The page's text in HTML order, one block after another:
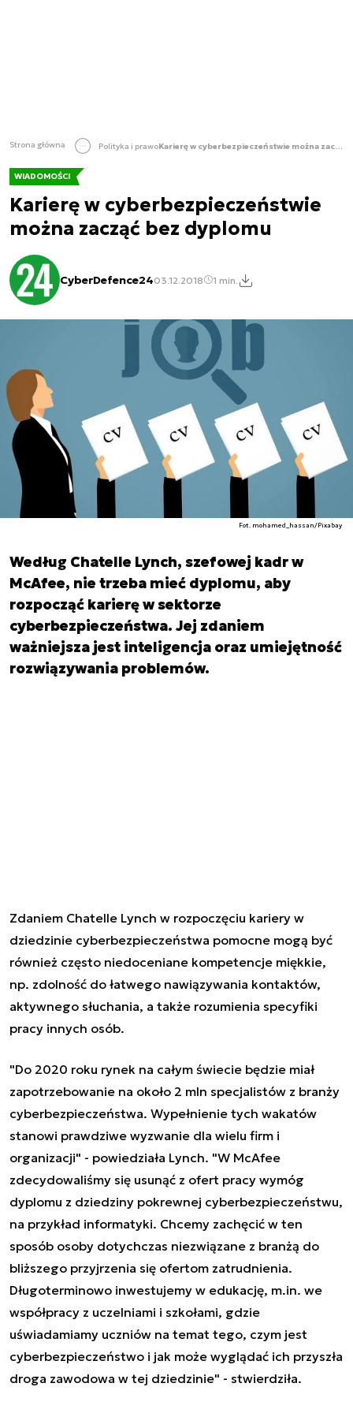
Strona główna Polityka i prawo Karierę w cyberbezpieczeństwie można zacząć bez dyplomu
WIADOMOŚCI
Karierę w cyberbezpieczeństwie
można zacząć bez dyplomu
CyberDefence2403.12.2018 1 min.
Fot. mohamed_hassan/Pixabay
Według Chatelle Lynch, szefowej kadr w
McAfee, nie trzeba mieć dyplomu, aby
rozpocząć karierę w sektorze
cyberbezpieczeństwa. Jej zdaniem
ważniejsza jest inteligencja oraz umiejętność
rozwiązywania problemów.
Zdaniem Chatelle Lynch w rozpoczęciu kariery w
dziedzinie cyberbezpieczeństwa pomocne mogą być
również często niedoceniane kompetencje miękkie,
np. zdolność do łatwego nawiązywania kontaktów,
aktywnego słuchania, a także rozumienia specyfiki
pracy innych osób.
"Do 2020 roku rynek na całym świecie będzie miał
zapotrzebowanie na około 2 mln specjalistów z branży
cyberbezpieczeństwa. Wypełnienie tych wakatów
stanowi prawdziwe wyzwanie dla wielu firm i
organizacji" - powiedziała Lynch. "W McAfee
zdecydowaliśmy się usunąć z ofert pracy wymóg
dyplomu z dziedziny pokrewnej cyberbezpieczeństwu,
na przykład informatyki. Chcemy zachęcić w ten
sposób osoby dotychczas niezwiązane z branżą do
bliższego przyjrzenia się ofertom zatrudnienia.
Długoterminowo inwestujemy w edukację, m.in. we
współpracy z uczelniami i szkołami, gdzie
uświadamiamy uczniów na temat tego, czym jest
cyberbezpieczeństwo i jak może wyglądać ich przyszła
droga zawodowa w tej dziedzinie" - stwierdziła.